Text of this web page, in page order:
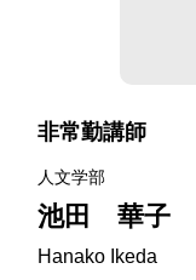
非常勤講師
人文学部
池田 華子
Hanako Ikeda